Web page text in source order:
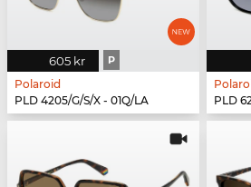
605 kr P
Polaroid
PLD 4205/G/S/X - 01Q/LA
PLD